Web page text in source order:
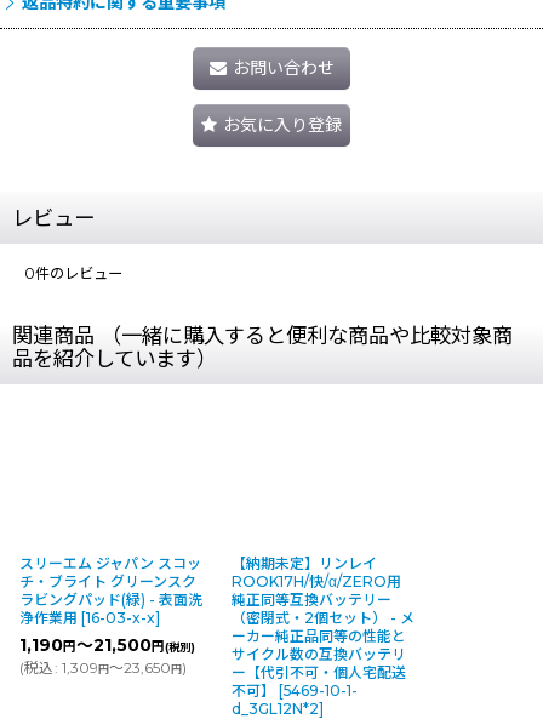
お問い合わせ
お気に入り登録
レビュー
0件のレビュー
関連商品 （一緒に購入すると便利な商品や比較対象商
品を紹介しています）
スリーエム ジャパン スコッ
チ・ブライト グリーンスク
ラビングパッド(緑) - 表面洗
浄作業用 [16-03-x-x]
1,190円～21,500円(税別)
(税込: 1,309円～23,650円)
【納期未定】リンレイ
ROOK17H/快/α/ZERO用
純正同等互換バッテリー
（密閉式・2個セット） - メ
ーカー純正品同等の性能と
サイクル数の互換バッテリ
ー【代引不可・個人宅配送
不可】
[5469-10-1-
d_3GL12N*2]